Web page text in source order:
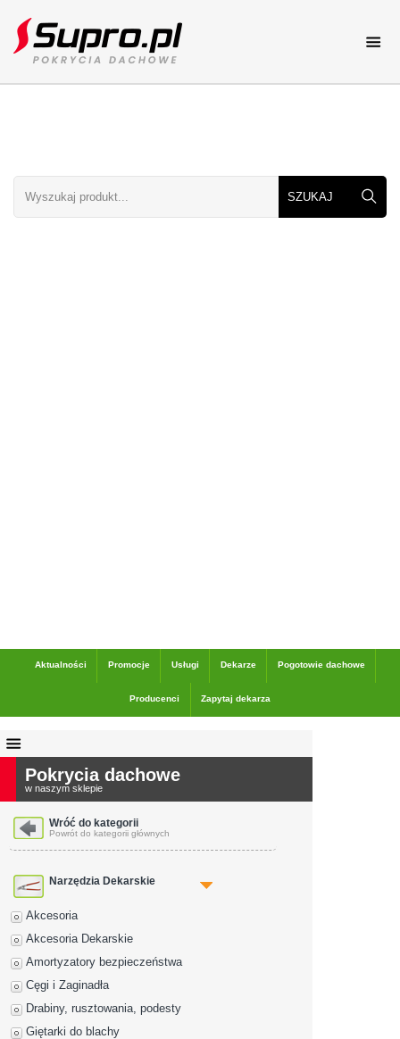
Porady
Aktualności Promocje Usługi Dekarze Pogotowie dachowe
Producenci Zapytaj dekarza
Pokrycia dachowe
w naszym sklepie
Wróć do kategorii
Powrót do kategorii głównych
Narzędzia Dekarskie
Akcesoria
Akcesoria Dekarskie
Amortyzatory bezpieczeństwa
Cęgi i Zaginadła
Drabiny, rusztowania, podesty
Giętarki do blachy